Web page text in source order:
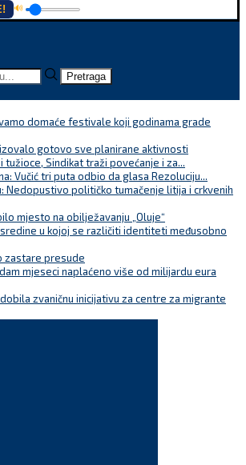
🔊
Pretraga
domaće festivale koji godinama grade
gotovo sve planirane aktivnosti
tužioce, Sindikat traži povećanje i za...
Vučić tri puta odbio da glasa Rezoluciju...
Nedopustivo političko tumačenje litija i crkvenih
mjesto na obilježavanju „Oluje“
u kojoj se različiti identiteti međusobno
zastare presude
mjeseci naplaćeno više od milijardu eura
dobila zvaničnu inicijativu za centre za migrante